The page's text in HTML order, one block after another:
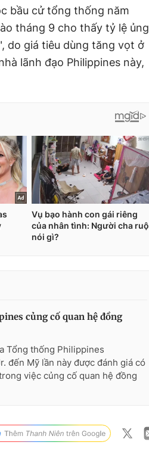
bầu cử tổng thống năm
tháng 9 cho thấy tỷ lệ ủng
do giá tiêu dùng tăng vọt ở
lãnh đạo Philippines này,
củng cố quan hệ đồng
Tổng thống Philippines
đến Mỹ lần này được đánh giá có
việc củng cố quan hệ đồng